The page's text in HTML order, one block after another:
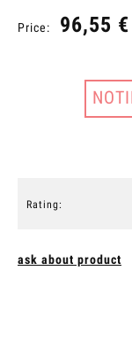
Price: 96,55 €
Rating:
ask about product